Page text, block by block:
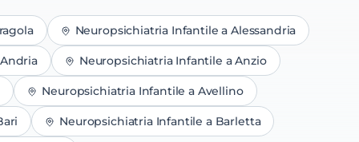
Neuropsichiatria Infantile aAlessandria
Andria Neuropsichiatria Infantile aAnzio
Neuropsichiatria Infantile a Avellino
Neuropsichiatria Infantile a Barletta